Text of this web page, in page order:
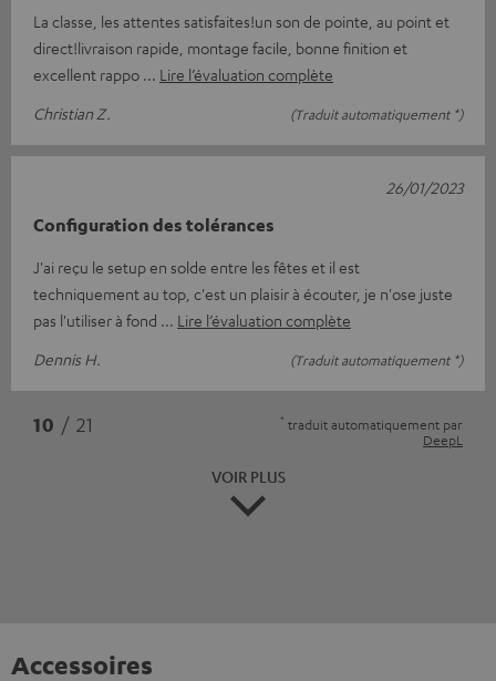
La classe, les attentes satisfaites!un son de pointe, au point et
direct!livraison rapide, montage facile, bonne finition et
excellent rappo
Lire l’évaluation complète
Christian Z.
(Traduit automatiquement *)
Configuration des tolérances
J'ai reçu le setup en solde entre les fêtes et il est
techniquement au top, c'est un plaisir à écouter, je n'ose juste
pas l'utiliser à fond
Lire l’évaluation complète
Dennis H.
(Traduit automatiquement *)
26/01/2023
10 / 21 * traduit automatiquement par
DeepL
VOIR PLUS
Accessoires